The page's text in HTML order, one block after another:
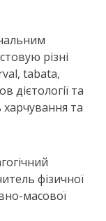
різні
tabata,
та
харчування та
фізичної
масової